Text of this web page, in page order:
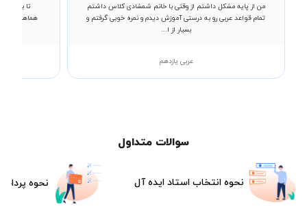
من از پایه مشکل داشتم از وقتی با خانم شمشادی کلاس داشتم
تمام قواعد عربی رو به درستی آموزش دیدم و نمره خوبی گرفتم و
بسیار از ا...
عربی یازدهم
تا به
هماهنگی
سوالات متداول
نحوه انتخاب استاد ایده آل نحوه